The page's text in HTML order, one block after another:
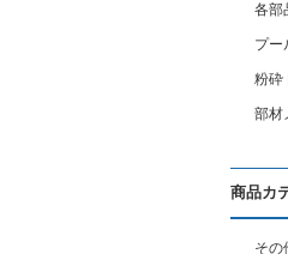
各部
プー
粉砕
部材
商品カ
その